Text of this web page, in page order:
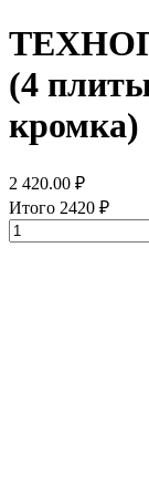
(4
кромка)
2 420.00 ₽
Итого 2420 ₽